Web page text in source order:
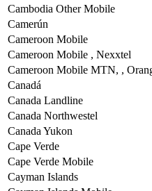
Cambodia Other Mobile
Camerún
Cameroon Mobile
Cameroon Mobile , Nexxtel
Cameroon Mobile MTN, ,
Canadá
Canada Landline
Canada Northwestel
Canada Yukon
Cape Verde
Cape Verde Mobile
Cayman Islands